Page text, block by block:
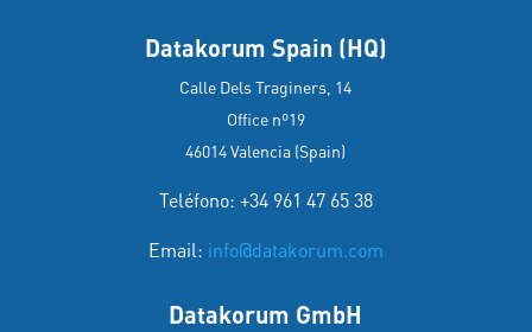
Datakorum Spain (HQ)
Calle Dels Traginers, 14
Office nº19
46014 Valencia (Spain)
Teléfono: +34 961 47 65 38
Email: info@datakorum.com
Datakorum GmbH